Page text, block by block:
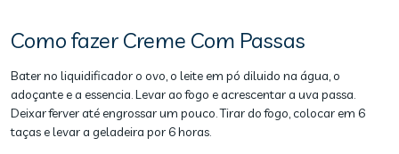
Como fazer Creme Com Passas
Bater no liquidificador o ovo, o leite em pó diluido na água, o
adoçante e a essencia. Levar ao fogo e acrescentar a uva passa.
Deixar ferver até engrossar um pouco. Tirar do fogo, colocar em 6
taças e levar a geladeira por 6 horas.